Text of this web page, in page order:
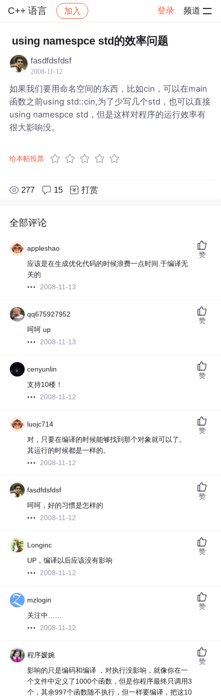
C++ 语言 加入 登录 频道
社区 帖子详情
using namespce std的效率问题
fasdfdsfdsf
2008-11-12
如果我们要用命名空间的东西，比如cin，可以在main
函数之前using std::cin,为了少写几个std，也可以直接
using namespce std，但是这样对程序的运行效率有
很大影响没。
给本帖投票
277 15 打赏
全部评论
appleshao
应该是在生成优化代码的时候浪费一点时间.于编译无
关的
2008-11-13
赞
qq675927952
呵呵 up
2008-11-13
赞
cenyunlin
支持10楼！
2008-11-12
赞
luojc714
对，只要在编译的时候能够找到那个对象就可以了。
其运行的时候都是一样的。
2008-11-12
赞
fasdfdsfdsf
呵呵，好的习惯是怎样的
2008-11-12
赞
Longinc
UP，编译以后应该没有影响
2008-11-12
赞
mzlogin
关注中……
2008-11-12
赞
程序媛婉
影响的只是编码和编译 ，对执行没影响，就像你在一
个文件中定义了1000个函数，但是你程序最终只调用3
个，其余997个函数随不执行，但一样要编译，把这10
赞